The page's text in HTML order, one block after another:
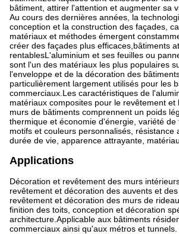
bâtiment, attirer l'attention et augmenter sa
Au cours des dernières années, la
conception et la construction des façades,
matériaux et méthodes émergent
créer des façades plus efficaces,bâtiments
rentablesL'aluminium et ses feuilles ou
sont l'un des matériaux les plus populaires
l'enveloppe et de la décoration des
particulièrement largement utilisés pour les
commerciaux.Les caractéristiques de
matériaux composites pour le revêtement et
murs de bâtiments comprennent un poids
thermique et économie d'énergie, variété de
motifs et couleurs personnalisés, résistance
durée de vie, apparence attrayante,
Applications
Décoration et revêtement des murs
revêtement et décoration des auvents et des
revêtement et décoration des murs de
finition des toits, conception et décoration
architecture.Applicable aux bâtiments
commerciaux ainsi qu'aux métros et tunnels.